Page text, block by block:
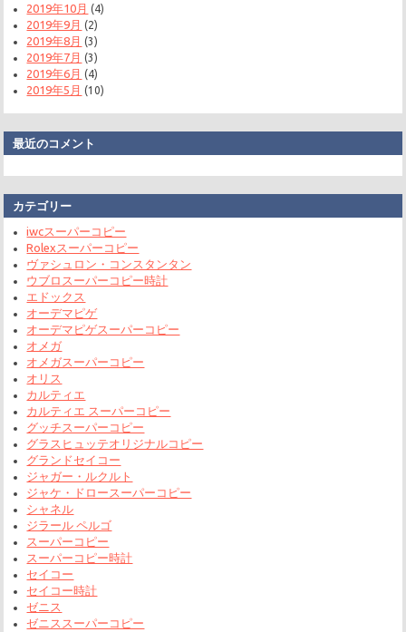
2019年10月 (4)
2019年9月 (2)
2019年8月 (3)
2019年7月 (3)
2019年6月 (4)
2019年5月 (10)
最近のコメント
カテゴリー
iwcスーパーコピー
Rolexスーパーコピー
ヴァシュロン・コンスタンタン
ウブロスーパーコピー時計
エドックス
オーデマピゲ
オーデマピゲスーパーコピー
オメガ
オメガスーパーコピー
オリス
カルティエ
カルティエ スーパーコピー
グッチスーパーコピー
グラスヒュッテオリジナルコピー
グランドセイコー
ジャガー・ルクルト
ジャケ・ドロースーパーコピー
シャネル
ジラール ペルゴ
スーパーコピー
スーパーコピー時計
セイコー
セイコー時計
ゼニス
ゼニススーパーコピー